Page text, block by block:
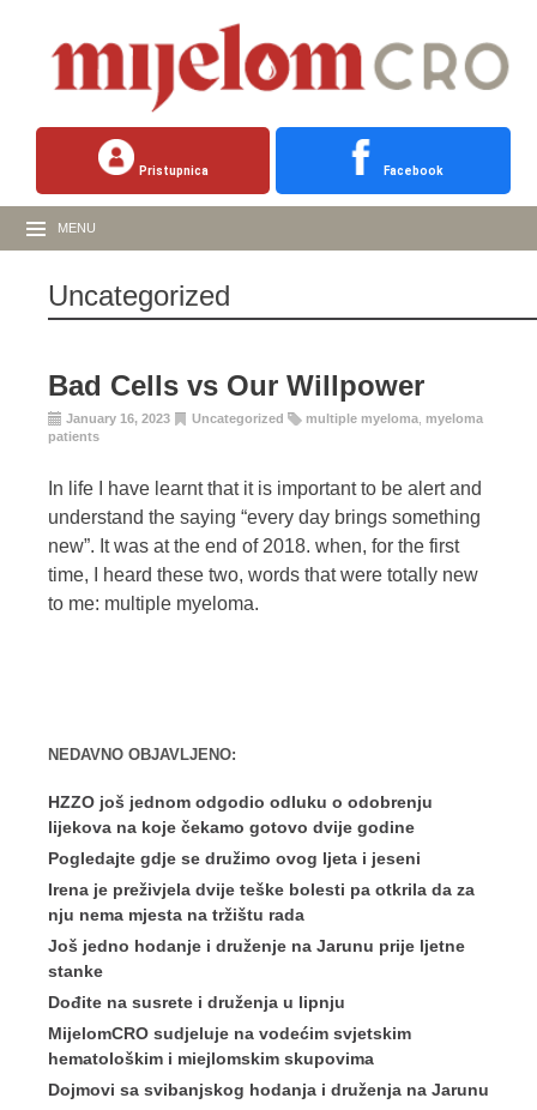
Pristupnica Facebook
MENU
Uncategorized
Bad Cells vs Our Willpower
January 16, 2023 Uncategorized multiple myeloma myeloma
patients
In life I have learnt that it is important to be alert and
understand the saying “every day brings something
new”. It was at the end of 2018. when, for the first
time, I heard these two, words that were totally new
to me: multiple myeloma.
NEDAVNO OBJAVLJENO:
HZZO još jednom odgodio odluku o odobrenju
lijekova na koje čekamo gotovo dvije godine
Pogledajte gdje se družimo ovog ljeta i jeseni
Irena je preživjela dvije teške bolesti pa otkrila da za
nju nema mjesta na tržištu rada
Još jedno hodanje i druženje na Jarunu prije ljetne
stanke
Dođite na susrete i druženja u lipnju
MijelomCRO sudjeluje na vodećim svjetskim
hematološkim i miejlomskim skupovima
Dojmovi sa svibanjskog hodanja i druženja na Jarunu